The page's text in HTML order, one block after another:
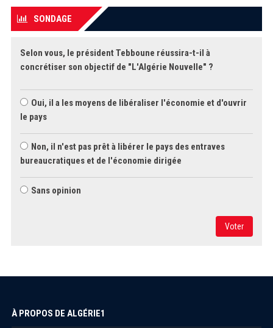
SONDAGE
Selon vous, le président Tebboune réussira-t-il à
concrétiser son objectif de "L'Algérie Nouvelle" ?
Oui, il a les moyens de libéraliser l'économie et d'ouvrir
le pays
Non, il n'est pas prêt à libérer le pays des entraves
bureaucratiques et de l'économie dirigée
Sans opinion
Voter
À PROPOS DE ALGÉRIE1